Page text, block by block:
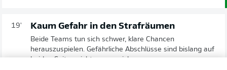
19' Kaum Gefahr in den Strafräumen
Beide Teams tun sich schwer, klare Chancen
herauszuspielen. Gefährliche Abschlüsse sind bislang auf
beiden Seiten nicht zu verzeichnen.